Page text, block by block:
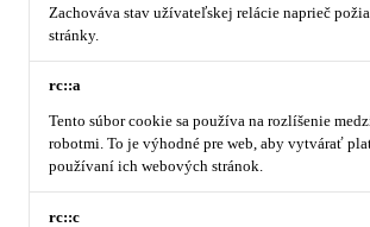
Zachováva stav užívateľskej relácie naprieč
stránky.
rc::a
Tento súbor cookie sa používa na rozlíšenie
robotmi. To je výhodné pre web, aby vytvárať
používaní ich webových stránok.
rc::c